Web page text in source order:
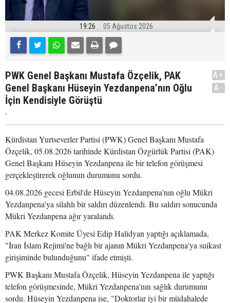
19:26 05 Ağustos 2026
PWK Genel Başkanı Mustafa Özçelik, PAK
Genel Başkanı Hüseyin Yezdanpena’nın Oğlu
İçin Kendisiyle Görüştü
.
A+
A-
Kürdistan Yurtseverler Partisi (PWK) Genel Başkanı Mustafa
Özçelik, 05.08.2026 tarihinde Kürdistan Özgürlük Partisi (PAK)
Genel Başkanı Hüseyin Yezdanpena ile bir telefon görüşmesi
gerçekleştirerek oğlunun durumunu sordu.
04.08.2026 gecesi Erbil'de Hüseyin Yezdanpena'nın oğlu Mükri
Yezdanpena'ya silahlı bir saldırı düzenlendi. Bu saldırı sonucunda
Mükri Yezdanpena ağır yaralandı.
PAK Merkez Komite Üyesi Edip Halidyan yaptığı açıklamada,
"İran İslam Rejimi'ne bağlı bir ajanın Mükri Yezdanpena'ya suikast
girişiminde bulunduğunu" ifade etmişti.
PWK Başkanı Mustafa Özçelik, Hüseyin Yezdanpena ile yaptığı
telefon görüşmesinde, Mükri Yezdanpena'nın sağlık durumunu
sordu. Hüseyin Yezdanpena ise, "Doktorlar iyi bir müdahalede